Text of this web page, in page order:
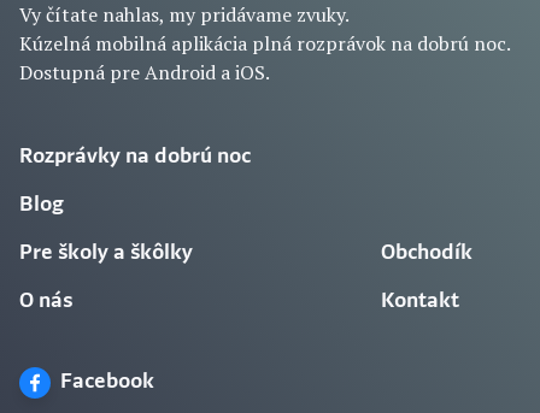
Vy čítate nahlas, my pridávame zvuky.
Kúzelná mobilná aplikácia plná rozprávok na dobrú noc.
Dostupná pre Android a iOS.
Rozprávky na dobrú noc
Blog
Pre školy a škôlky
O nás
Obchodík
Kontakt
Facebook